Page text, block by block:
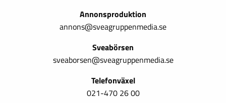
Annonsproduktion
annons@sveagruppenmedia.se
Sveabörsen
sveaborsen@sveagruppenmedia.se
Telefonväxel
021-470 26 00